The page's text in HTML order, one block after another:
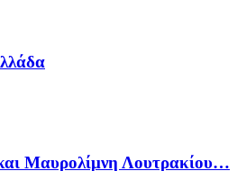
Μαυρολίμνη Λουτρακίου…